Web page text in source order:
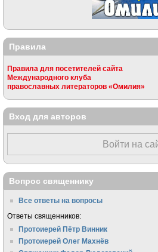
Правила
Правила для посетителей сайта
Международного клуба
православных литераторов «Омилия»
Вход для авторов
Войти на
Вопрос священнику
Все ответы на вопросы
Ответы священников:
Протоиерей Пётр Винник
Протоиерей Олег Махнёв